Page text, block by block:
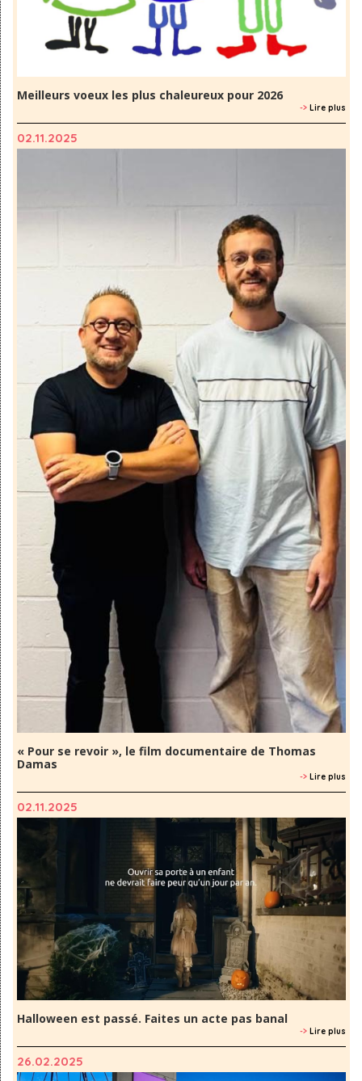
Meilleurs voeux les plus chaleureux pour 2026
-> Lire plus
02.11.2025
« Pour se revoir », le film documentaire de Thomas
Damas
-> Lire plus
02.11.2025
Halloween est passé. Faites un acte pas banal
-> Lire plus
26.02.2025